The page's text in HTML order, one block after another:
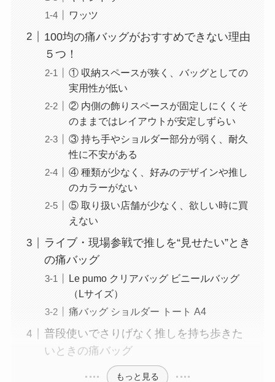
ワッツ
100均の痛バッグがおすすめできない理由
５つ！
① 収納スペースが狭く、バッグとしての
実用性が低い
② 内側の飾りスペースが固定しにくくそ
のままではレイアウトが安定しずらい
③ 持ち手やショルダー部分が弱く、耐久
性に不安がある
④ 種類が少なく、好みのデザインや推し
のカラーがない
⑤ 取り扱い店舗が少なく、欲しい時に買
えない
ライブ・現場参戦で推しを“見せたい”とき
の痛バッグ
Le pumo クリアバッグ ビニールバッグ
（Lサイズ）
痛バッグ ショルダー トート A4
普段使いでさりげなく推しを持ち歩きた
いときの痛バッグ
もっと見る